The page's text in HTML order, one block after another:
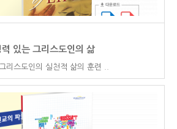
력 있는 그리스도인의 삶
리스도인의 실천적 삶의 훈련 ..